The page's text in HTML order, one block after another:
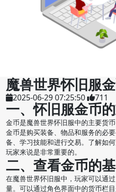
魔兽世界怀旧服
2025-06-29 07:25:50 711
一、怀旧服金币
金币是魔兽世界怀旧服中的主要货
金币是购买装备、物品和服务的必
备、学习技能和进行交易。了解如
玩家来说是非常重要的。
二、查看金币的
在魔兽世界怀旧服中，玩家可以通
量。可以通过角色界面中的货币栏